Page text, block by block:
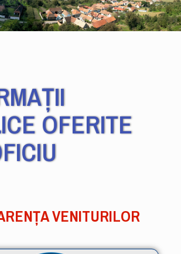
OFERITE
VENITURILOR